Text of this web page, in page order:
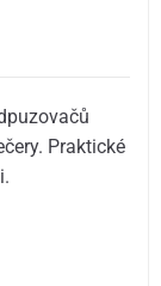
Praktické